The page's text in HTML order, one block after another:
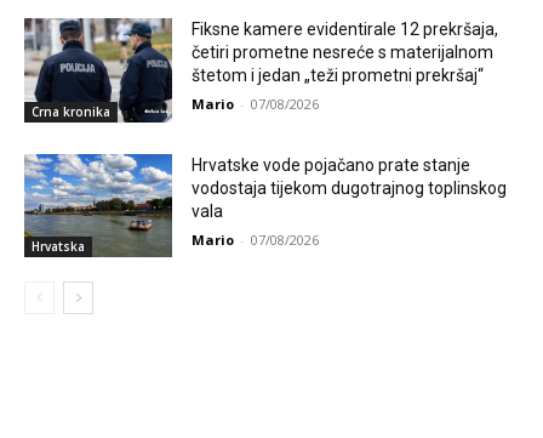
Crna kronika
Fiksne kamere evidentirale 12 prekršaja,
četiri prometne nesreće s materijalnom
štetom i jedan „teži prometni prekršaj“
Mario - 07/08/2026
Hrvatska
Hrvatske vode pojačano prate stanje
vodostaja tijekom dugotrajnog toplinskog
vala
Mario - 07/08/2026